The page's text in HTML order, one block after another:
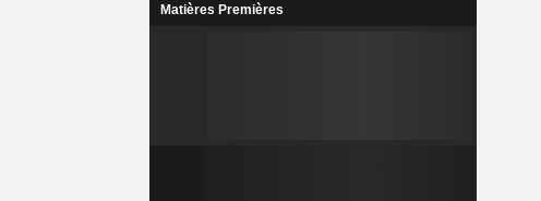
Matières Premières